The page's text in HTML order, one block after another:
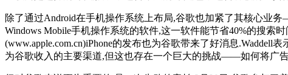
除了通过Android在手机操作系统上布局,谷歌也加紧了其核心业
Windows Mobile手机操作系统的软件,这一软件能节省40%的搜索
(www.apple.com.cn)iPhone的发布也为谷歌带来了好消息.Waddell
为谷歌收入的主要渠道,但这也存在一个巨大的挑战——如何将广